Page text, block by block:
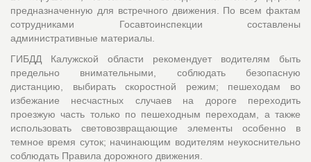
предназначенную для встречного движения. По всем фактам
сотрудниками Госавтоинспекции составлены
административные материалы.
ГИБДД Калужской области рекомендует водителям быть
предельно внимательными, соблюдать безопасную
дистанцию, выбирать скоростной режим; пешеходам во
избежание несчастных случаев на дороге переходить
проезжую часть только по пешеходным переходам, а также
использовать световозвращающие элементы особенно в
темное время суток; начинающим водителям неукоснительно
соблюдать Правила дорожного движения.